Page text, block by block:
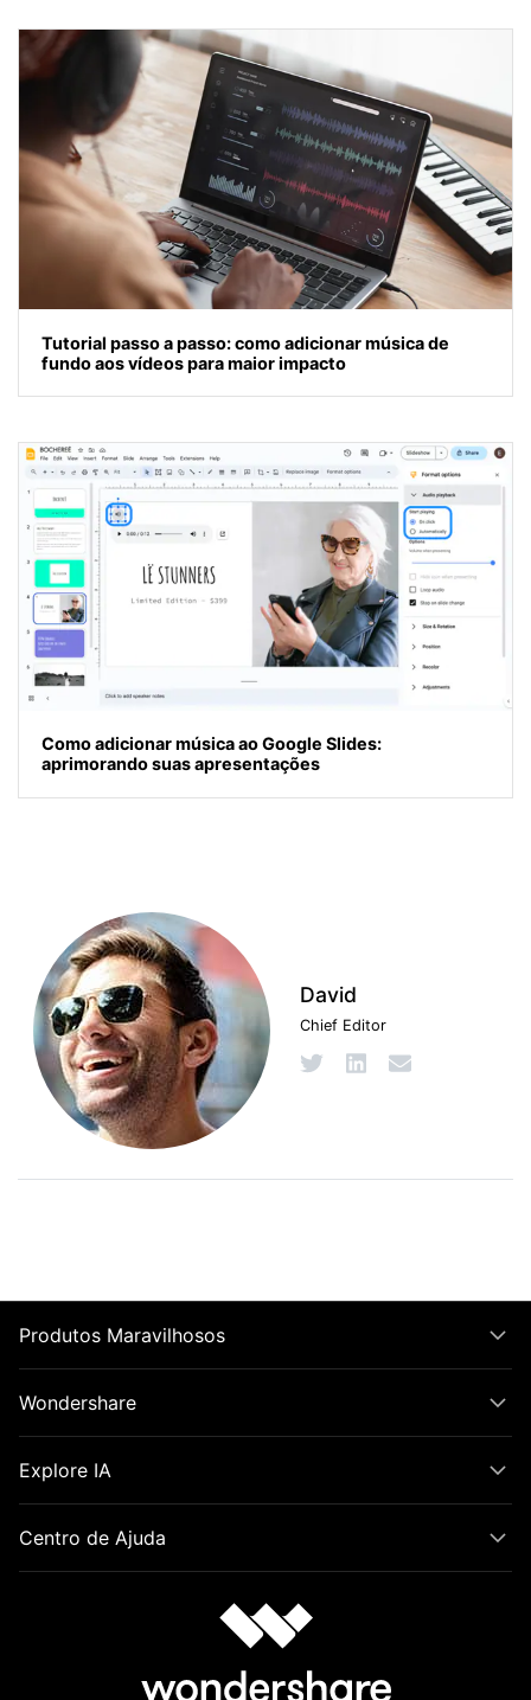
Tutorial passo a passo: como adicionar música de
fundo aos vídeos para maior impacto
Como adicionar música ao Google Slides:
aprimorando suas apresentações
David
Chief Editor
Produtos Maravilhosos
Wondershare
Explore IA
Centro de Ajuda